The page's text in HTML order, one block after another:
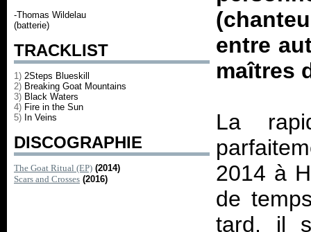
-Thomas Wildelau
(batterie)
TRACKLIST
1) 2Steps Blueskill
2) Breaking Goat Mountains
3) Black Waters
4) Fire in the Sun
5) In Veins
DISCOGRAPHIE
The Goat Ritual (EP) (2014)
Scars and Crosses (2016)
entre
maîtres
La
2014 à
de
tard, il